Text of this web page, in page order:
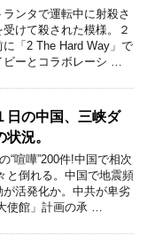
ンタで運転中に射殺さ
けて殺された模様。２
「2 The Hard Way」で
ビーとコラボレーシ …
日の中国、三峡ダ
況。
“喧嘩”200件!中国で相次
と倒れる。中国で地震頻
活発化か。中共が卑劣
使館」計画の承 …